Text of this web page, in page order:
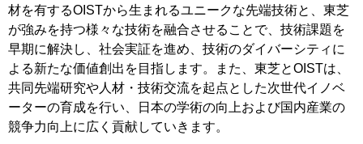
材を有するOISTから生まれるユニークな先端技術と、東芝
が強みを持つ様々な技術を融合させることで、技術課題を
早期に解決し、社会実証を進め、技術のダイバーシティに
よる新たな価値創出を目指します。また、東芝とOISTは、
共同先端研究や人材・技術交流を起点とした次世代イノベ
ーターの育成を行い、日本の学術の向上および国内産業の
競争力向上に広く貢献していきます。